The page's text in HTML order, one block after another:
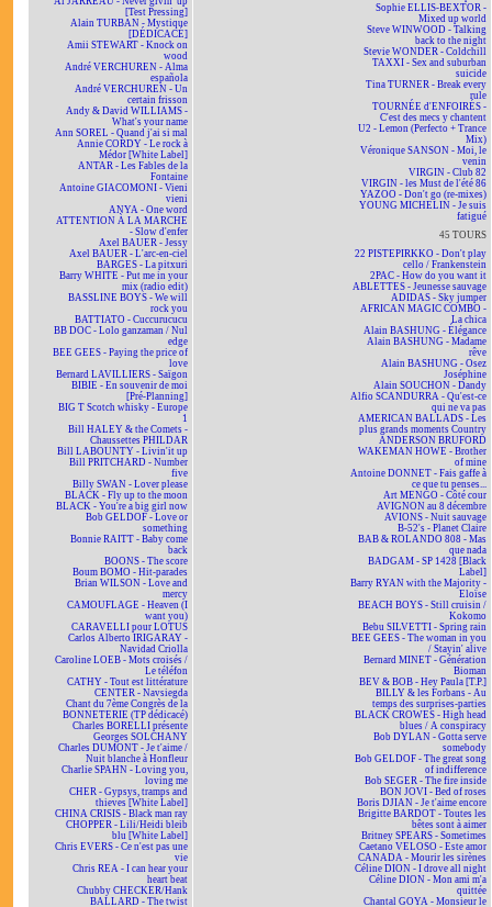
[Test Pressing]
Alain TURBAN - Mystique
[DÉDICACÉ]
Amii STEWART - Knock on
wood
André VERCHUREN - Alma
española
André VERCHUREN - Un
certain frisson
Andy & David WILLIAMS -
What's your name
Ann SOREL - Quand j'ai si mal
Annie CORDY - Le rock à
Médor [White Label]
ANTAR - Les Fables de la
Fontaine
Antoine GIACOMONI - Vieni
vieni
ANYA - One word
ATTENTION À LA MARCHE
- Slow d'enfer
Axel BAUER - Jessy
Axel BAUER - L'arc-en-ciel
BARGES - La pitxuri
Barry WHITE - Put me in your
mix (radio edit)
BASSLINE BOYS - We will
rock you
BATTIATO - Cuccurucucu
BB DOC - Lolo ganzaman / Nul
edge
BEE GEES - Paying the price of
love
Bernard LAVILLIERS - Saïgon
BIBIE - En souvenir de moi
[Pré-Planning]
BIG T Scotch whisky - Europe
1
Bill HALEY & the Comets -
Chaussettes PHILDAR
Bill LABOUNTY - Livin'it up
Bill PRITCHARD - Number
five
Billy SWAN - Lover please
BLACK - Fly up to the moon
BLACK - You're a big girl now
Bob GELDOF - Love or
something
Bonnie RAITT - Baby come
back
BOONS - The score
Boum BOMO - Hit-parades
Brian WILSON - Love and
mercy
CAMOUFLAGE - Heaven (I
want you)
CARAVELLI pour LOTUS
Carlos Alberto IRIGARAY -
Navidad Criolla
Caroline LOEB - Mots croisés /
Le téléfon
CATHY - Tout est littérature
CENTER - Navsiegda
Chant du 7ème Congrès de la
BONNETERIE (TP dédicacé)
Charles BORELLI présente
Georges SOLCHANY
Charles DUMONT - Je t'aime /
Nuit blanche à Honfleur
Charlie SPAHN - Loving you,
loving me
CHER - Gypsys, tramps and
thieves [White Label]
CHINA CRISIS - Black man ray
CHOPPER - Lili/Heidi bleib
blu [White Label]
Chris EVERS - Ce n'est pas une
vie
Chris REA - I can hear your
heart beat
Chubby CHECKER/Hank
BALLARD - The twist
Sophie ELLIS-BEXTOR -
Mixed up world
Steve WINWOOD - Talking
back to the night
Stevie WONDER - Coldchill
TAXXI - Sex and suburban
suicide
Tina TURNER - Break every
rule
TOURNÉE d'ENFOIRÉS -
C'est des mecs y chantent
U2 - Lemon (Perfecto + Trance
Mix)
Véronique SANSON - Moi, le
venin
VIRGIN - Club 82
VIRGIN - les Must de l'été 86
YAZOO - Don't go (re-mixes)
YOUNG MICHELIN - Je suis
fatigué
45 TOURS
22 PISTEPIRKKO - Don't play
cello / Frankenstein
2PAC - How do you want it
ABLETTES - Jeunesse sauvage
ADIDAS - Sky jumper
AFRICAN MAGIC COMBO -
La chica
Alain BASHUNG - Élégance
Alain BASHUNG - Madame
rêve
Alain BASHUNG - Osez
Joséphine
Alain SOUCHON - Dandy
Alfio SCANDURRA - Qu'est-ce
qui ne va pas
AMERICAN BALLADS - Les
plus grands moments Country
ANDERSON BRUFORD
WAKEMAN HOWE - Brother
of mine
Antoine DONNET - Fais gaffe à
ce que tu penses...
Art MENGO - Côté cour
AVIGNON au 8 décembre
AVIONS - Nuit sauvage
B-52's - Planet Claire
BAB & ROLANDO 808 - Mas
que nada
BADGAM - SP 1428 [Black
Label]
Barry RYAN with the Majority -
Eloïse
BEACH BOYS - Still cruisin /
Kokomo
Bebu SILVETTI - Spring rain
BEE GEES - The woman in you
/ Stayin' alive
Bernard MINET - Génération
Bioman
BEV & BOB - Hey Paula [T.P.]
BILLY & les Forbans - Au
temps des surprises-parties
BLACK CROWES - High head
blues / A conspiracy
Bob DYLAN - Gotta serve
somebody
Bob GELDOF - The great song
of indifference
Bob SEGER - The fire inside
BON JOVI - Bed of roses
Boris DJIAN - Je t'aime encore
Brigitte BARDOT - Toutes les
bêtes sont à aimer
Britney SPEARS - Sometimes
Caetano VELOSO - Este amor
CANADA - Mourir les sirènes
Céline DION - I drove all night
Céline DION - Mon ami m'a
quittée
Chantal GOYA - Monsieur le